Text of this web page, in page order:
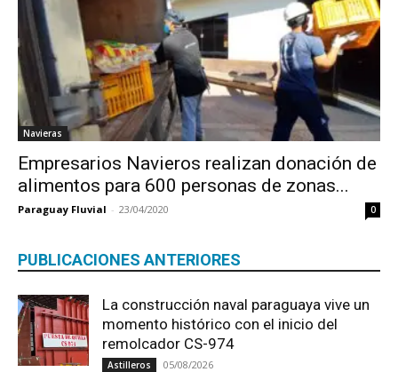
Navieras
Empresarios Navieros realizan donación de
alimentos para 600 personas de zonas...
Paraguay Fluvial - 23/04/2020 0
PUBLICACIONES ANTERIORES
La construcción naval paraguaya vive un
momento histórico con el inicio del
remolcador CS-974
Astilleros 05/08/2026